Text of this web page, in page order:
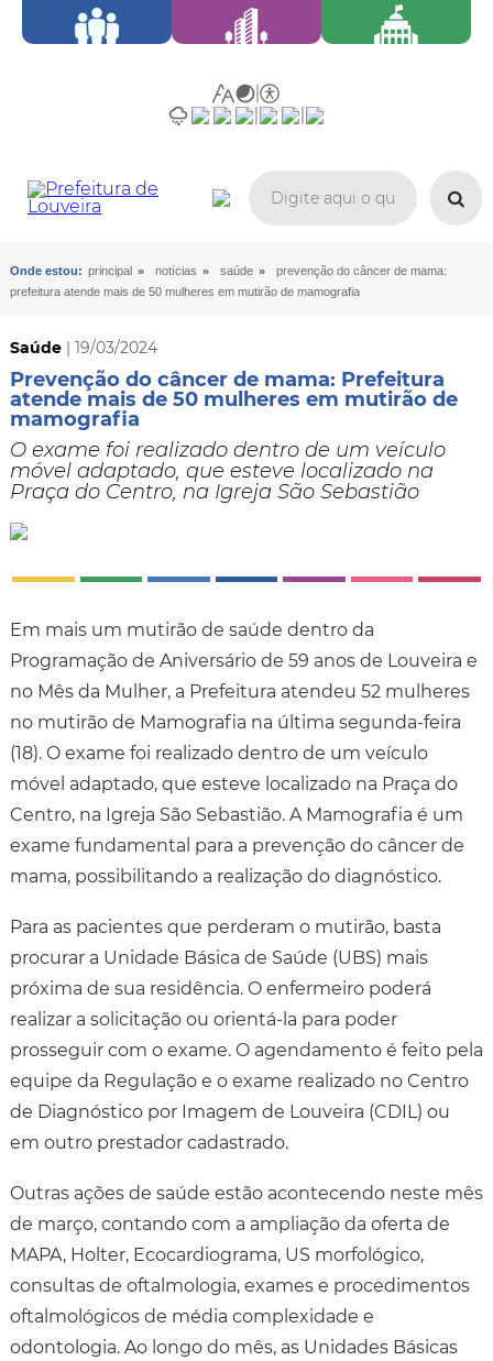
Onde estou: principal » notícias » saúde »
prevenção do câncer de mama:
prefeitura atende mais de 50 mulheres em mutirão de mamografia
Saúde| 19/03/2024
Prevenção do câncer de mama: Prefeitura
atende mais de 50 mulheres em mutirão de
mamografia
O exame foi realizado dentro de um veículo
móvel adaptado, que esteve localizado na
Praça do Centro, na Igreja São Sebastião
Em mais um mutirão de saúde dentro da
Programação de Aniversário de 59 anos de Louveira e
no Mês da Mulher, a Prefeitura atendeu 52 mulheres
no mutirão de Mamografia na última segunda-feira
(18). O exame foi realizado dentro de um veículo
móvel adaptado, que esteve localizado na Praça do
Centro, na Igreja São Sebastião. A Mamografia é um
exame fundamental para a prevenção do câncer de
mama, possibilitando a realização do diagnóstico.
Para as pacientes que perderam o mutirão, basta
procurar a Unidade Básica de Saúde (UBS) mais
próxima de sua residência. O enfermeiro poderá
realizar a solicitação ou orientá-la para poder
prosseguir com o exame. O agendamento é feito pela
equipe da Regulação e o exame realizado no Centro
de Diagnóstico por Imagem de Louveira (CDIL) ou
em outro prestador cadastrado.
Outras ações de saúde estão acontecendo neste mês
de março, contando com a ampliação da oferta de
MAPA, Holter, Ecocardiograma, US morfológico,
consultas de oftalmologia, exames e procedimentos
oftalmológicos de média complexidade e
odontologia. Ao longo do mês, as Unidades Básicas